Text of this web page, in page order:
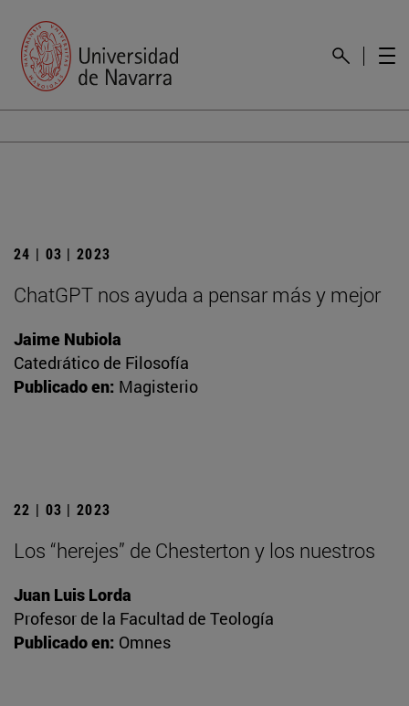
24 | 03 | 2023
ChatGPT nos ayuda a pensar más y mejor
Jaime Nubiola
Catedrático de Filosofía
Publicado en: Magisterio
22 | 03 | 2023
Los “herejes” de Chesterton y los nuestros
Juan Luis Lorda
Profesor de la Facultad de Teología
Publicado en: Omnes